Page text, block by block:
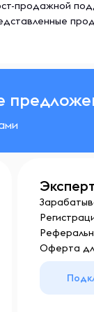
продажной
Оферта